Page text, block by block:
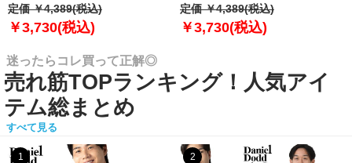
ツ ハーフパンツ 春夏新作
302252az 【fre】
定価 ￥4,389(税込)
￥3,730(税込)
ンボス 迷彩柄 ショーツ ショート
パンツ ハーフパンツ 春夏新作
定価 ￥4,389(税込)
￥3,730(税込)
迷ったらコレ買って正解◎
売れ筋TOPランキング！人気アイ
テム総まとめ
すべて見る
1 2